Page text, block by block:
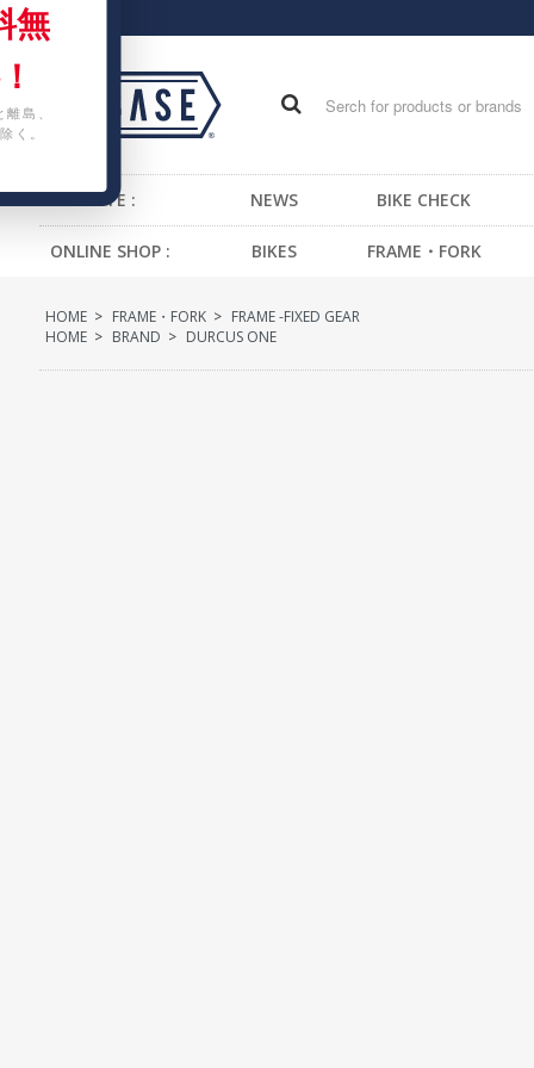
無
島、
く。
WEB SITE : NEWS BIKE CHECK
ONLINE SHOP : BIKES
BMX
FRAME・FORK
HOME > FRAME・FORK > FRAME -FIXED GEAR
HOME > BRAND > DURCUS ONE